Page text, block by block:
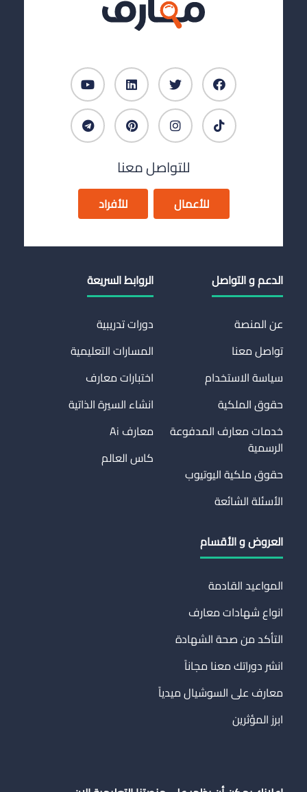
للتواصل معنا
للأعمال للأفراد
الدعم و التواصل
عن المنصة
تواصل معنا
سياسة الاستخدام
حقوق الملكية
خدمات معارف المدفوعة
الرسمية
حقوق ملكية اليوتيوب
الأسئلة الشائعة
الروابط السريعة
دورات تدريبية
المسارات التعليمية
اختبارات معارف
انشاء السيرة الذاتية
معارف Ai
كاس العالم
العروض و الأقسام
المواعيد القادمة
انواع شهادات معارف
التأكد من صحة الشهادة
انشر دوراتك معنا مجاناً
معارف على السوشيال ميدياً
ابرز المؤثرين